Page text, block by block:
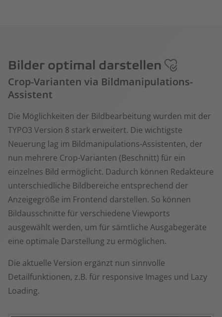
Bilder optimal darstellen
Crop-Varianten via Bildmanipulations-
Assistent
Die Möglichkeiten der Bildbearbeitung wurden mit der
TYPO3 Version 8 stark erweitert. Die wichtigste
Neuerung lag im Bildmanipulations-Assistenten, der
nun mehrere Crop-Varianten (Beschnitt) für ein
einzelnes Bild ermöglicht. Dadurch können Redakteure
unterschiedliche Bildbereiche entsprechend der
Anzeigegröße im Frontend darstellen. So können
Bildausschnitte für verschiedene Viewports
ausgewählt werden, um für sämtliche Ausgabegeräte
eine optimale Darstellung zu ermöglichen.
Die aktuelle Version ergänzt nun sinnvolle
Detailfunktionen, z.B. für responsive Images und Lazy
Loading.